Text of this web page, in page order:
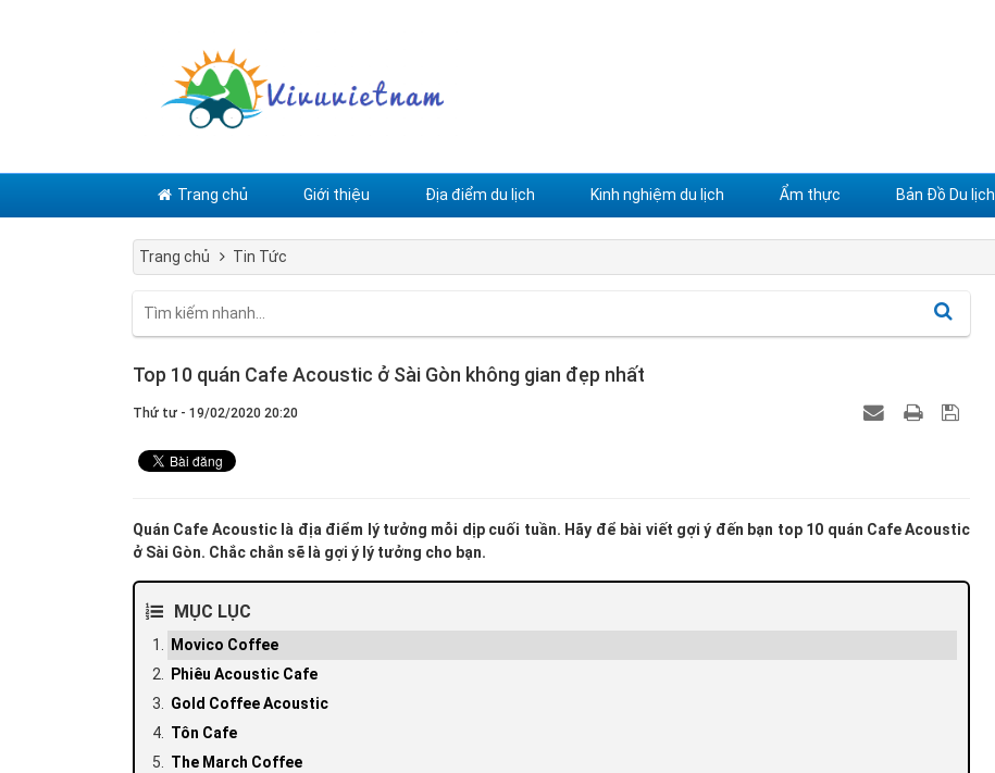
Trang chủ Giới thiệu Địa điểm du lịch Kinh nghiệm du lịch Ẩm thực Bản Đồ Du lịch
Trang chủ Tin Tức
Top 10 quán Cafe Acoustic ở Sài Gòn không gian đẹp nhất
Thứ tư - 19/02/2020 20:20
Quán Cafe Acoustic là địa điểm lý tưởng mỗi dịp cuối tuần. Hãy để bài viết gợi ý đến bạn top 10 quán Cafe Acoustic
ở Sài Gòn. Chắc chắn sẽ là gợi ý lý tưởng cho bạn.
MỤC LỤC
Movico Coffee
Phiêu Acoustic Cafe
Gold Coffee Acoustic
Tôn Cafe
The March Coffee